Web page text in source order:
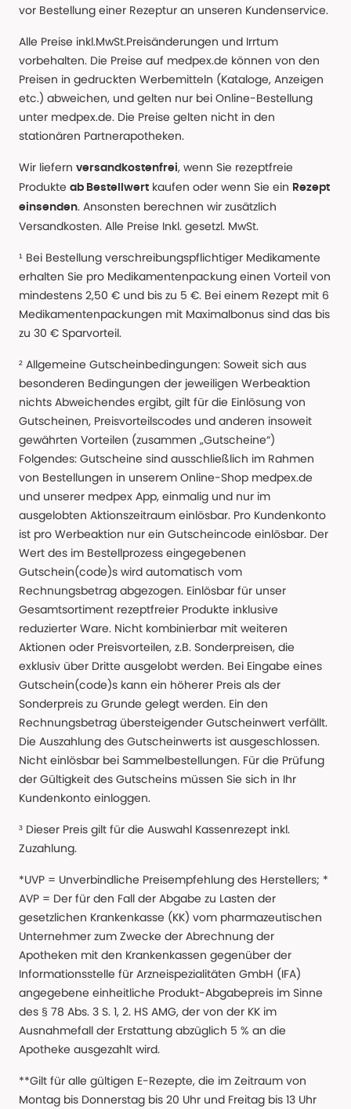
vor Bestellung einer Rezeptur an unseren Kundenservice.
Alle Preise inkl.MwSt.Preisänderungen und Irrtum
vorbehalten. Die Preise auf medpex.de können von den
Preisen in gedruckten Werbemitteln (Kataloge, Anzeigen
etc.) abweichen, und gelten nur bei Online-Bestellung
unter medpex.de. Die Preise gelten nicht in den
stationären Partnerapotheken.
Wir liefern versandkostenfrei, wenn Sie rezeptfreie
Produkte ab Bestellwert kaufen oder wenn Sie ein Rezept
einsenden. Ansonsten berechnen wir zusätzlich
Versandkosten. Alle Preise Inkl. gesetzl. MwSt.
¹ Bei Bestellung verschreibungspflichtiger Medikamente
erhalten Sie pro Medikamentenpackung einen Vorteil von
mindestens 2,50 € und bis zu 5 €. Bei einem Rezept mit 6
Medikamentenpackungen mit Maximalbonus sind das bis
zu 30 € Sparvorteil.
² Allgemeine Gutscheinbedingungen: Soweit sich aus
besonderen Bedingungen der jeweiligen Werbeaktion
nichts Abweichendes ergibt, gilt für die Einlösung von
Gutscheinen, Preisvorteilscodes und anderen insoweit
gewährten Vorteilen (zusammen „Gutscheine“)
Folgendes: Gutscheine sind ausschließlich im Rahmen
von Bestellungen in unserem Online-Shop medpex.de
und unserer medpex App, einmalig und nur im
ausgelobten Aktionszeitraum einlösbar. Pro Kundenkonto
ist pro Werbeaktion nur ein Gutscheincode einlösbar. Der
Wert des im Bestellprozess eingegebenen
Gutschein(code)s wird automatisch vom
Rechnungsbetrag abgezogen. Einlösbar für unser
Gesamtsortiment rezeptfreier Produkte inklusive
reduzierter Ware. Nicht kombinierbar mit weiteren
Aktionen oder Preisvorteilen, z.B. Sonderpreisen, die
exklusiv über Dritte ausgelobt werden. Bei Eingabe eines
Gutschein(code)s kann ein höherer Preis als der
Sonderpreis zu Grunde gelegt werden. Ein den
Rechnungsbetrag übersteigender Gutscheinwert verfällt.
Die Auszahlung des Gutscheinwerts ist ausgeschlossen.
Nicht einlösbar bei Sammelbestellungen. Für die Prüfung
der Gültigkeit des Gutscheins müssen Sie sich in Ihr
Kundenkonto einloggen.
³ Dieser Preis gilt für die Auswahl Kassenrezept inkl.
Zuzahlung.
*UVP = Unverbindliche Preisempfehlung des Herstellers; *
AVP = Der für den Fall der Abgabe zu Lasten der
gesetzlichen Krankenkasse (KK) vom pharmazeutischen
Unternehmer zum Zwecke der Abrechnung der
Apotheken mit den Krankenkassen gegenüber der
Informationsstelle für Arzneispezialitäten GmbH (IFA)
angegebene einheitliche Produkt-Abgabepreis im Sinne
des § 78 Abs. 3 S. 1, 2. HS AMG, der von der KK im
Ausnahmefall der Erstattung abzüglich 5 % an die
Apotheke ausgezahlt wird.
**Gilt für alle gültigen E-Rezepte, die im Zeitraum von
Montag bis Donnerstag bis 20 Uhr und Freitag bis 13 Uhr